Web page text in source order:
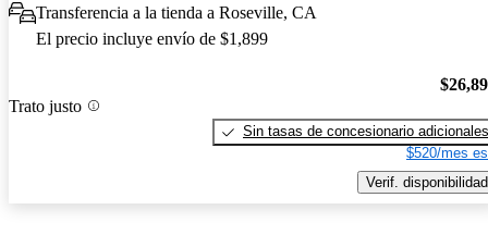
Transferencia a la tienda a Roseville, CA
El precio incluye envío de $1,899
Trato justo
Sin tasas de concesionario adicionales
$520/mes
Verif. disponibilidad